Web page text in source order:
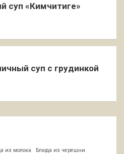
суп «Кимчитиге»
суп с грудинкой
из молока Блюда из черешни